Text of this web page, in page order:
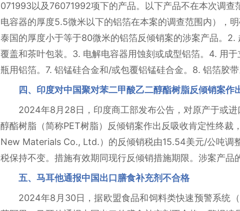
071993以及76071992项下的产品。以下产品不在本次调
电容器的厚度5.5微米以下的铝箔在本案的调查范围内），
泰国的厚度小于等于80微米的铝箔反倾销案的涉案产品。
覆盖和茶叶包装。3. 电解电容器用蚀刻或成型铝箔。4. 用
瓶用铝箔。7. 铝锰硅合金和/或包覆铝锰硅合金。8. 铝箔胶
四、印度对中国聚对苯二甲酸乙二醇酯树脂反倾销案作
2024年8月28日，印度商工部发布公告，对原产于或
醇酯树脂（简称PET树脂）反倾销案作出反吸收肯定性终
New Materials Co., Ltd.）的反倾销税由15.54美元/公吨调
税保持不变。措施有效期同现行反倾销措施期限。涉案产
五、马耳他通报中国出口膳食补充剂不合格
2024年8月30日，据欧盟食品和饲料类快速预警系统